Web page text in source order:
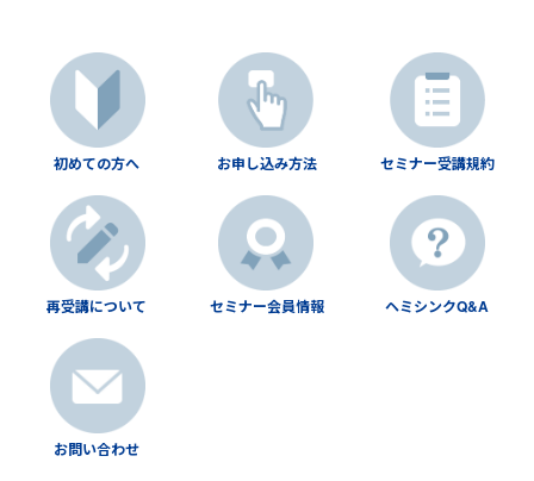
初めての方へ お申し込み方法 セミナー受講規約
再受講について セミナー会員情報 ヘミシンクQ&A
お問い合わせ